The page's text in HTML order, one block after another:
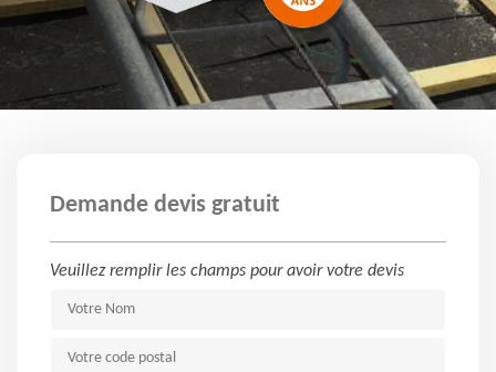
Demande devis gratuit
Veuillez remplir les champs pour avoir votre devis